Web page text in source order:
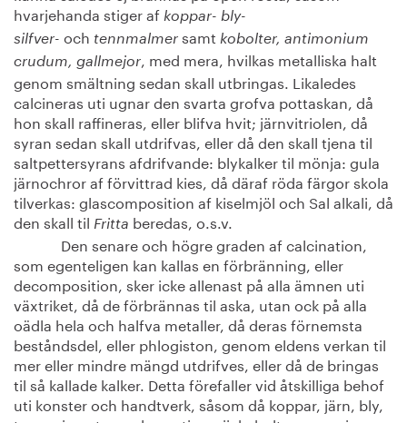
hvarjehanda stiger af koppar- bly-
silfver- och tennmalmer samt kobolter, antimonium
crudum, gallmejor, med mera, hvilkas metalliska halt
genom smältning sedan skall utbringas. Likaledes
calcineras uti ugnar den svarta grofva pottaskan, då
hon skall raffineras, eller blifva hvit; järnvitriolen, då
syran sedan skall utdrifvas, eller då den skall tjena til
saltpettersyrans afdrifvande: blykalker til mönja: gula
järnochror af förvittrad kies, då däraf röda färgor skola
tilverkas: glascomposition af kiselmjöl och Sal alkali, då
den skall til Fritta beredas, o.s.v.
Den senare och högre graden af calcination,
som egenteligen kan kallas en förbränning, eller
decomposition, sker icke allenast på alla ämnen uti
växtriket, då de förbrännas til aska, utan ock på alla
oädla hela och halfva metaller, då deras förnemsta
beståndsdel, eller phlogiston, genom eldens verkan til
mer eller mindre mängd utdrifves, eller då de bringas
til så kallade kalker. Detta förefaller vid åtskilliga behof
uti konster och handtverk, såsom då koppar, järn, bly,